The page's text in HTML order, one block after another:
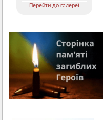
Перейти до галереї